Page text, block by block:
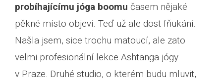
probíhajícímu jóga boomu časem nějaké
pěkné místo objeví. Teď už ale dost fňukání.
Našla jsem, sice trochu matoucí, ale zato
velmi profesionální lekce Ashtanga jógy
v Praze. Druhé studio, o kterém budu mluvit,